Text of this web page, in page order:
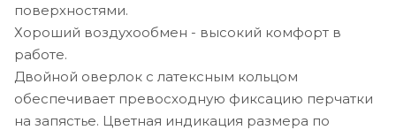
поверхностями.
Хороший воздухообмен - высокий комфорт в
работе.
Двойной оверлок с латексным кольцом
обеспечивает превосходную фиксацию перчатки
на запястье. Цветная индикация размера по